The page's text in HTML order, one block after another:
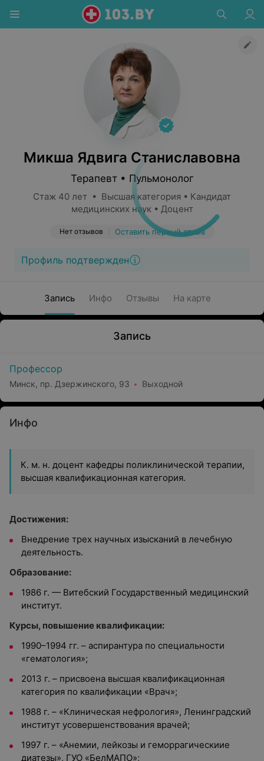
Микша Ядвига Станиславовна
Терапевт • Пульмонолог
Стаж 40 лет • Высшая категория • Кандидат
медицинских наук • Доцент
Нет отзывов Оставить первый отзыв
Профиль подтвержден
Запись Инфо Отзывы На карте
Запись
Профессор
Минск, пр. Дзержинского, 93 Выходной
Инфо
К. м. н. доцент кафедры поликлинической терапии,
высшая квалификационная категория.
Достижения:
Внедрение трех научных изысканий в лечебную
деятельность.
Образование:
1986 г. — Витебский Государственный медицинский
институт.
Курсы, повышение квалификации:
1990–1994 гг. – аспирантура по специальности
«гематология»;
2013 г. – присвоена высшая квалификационная
категория по квалификации «Врач»;
1988 г. – «Клиническая нефрология», Ленинградский
институт усовершенствования врачей;
1997 г. – «Анемии, лейкозы и геморрагическиие
диатезы», ГУО «БелМАПО»;